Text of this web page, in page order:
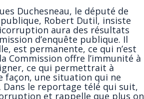
Duchesneau, le député de
Robert Dutil, insiste
aura des résultats
d’enquête publique. Il
est permanente, ce qui n’est
Commission offre l’immunité à
ce qui permettrait à
façon, une situation qui ne
Dans le reportage télé qui suit,
et rappelle que plus on